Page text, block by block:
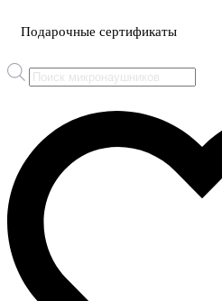
Подарочные сертификаты
Поиск
товаров